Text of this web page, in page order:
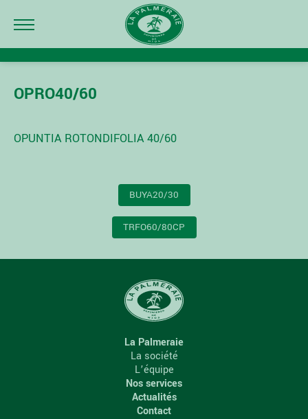
OPRO40/60
OPUNTIA ROTONDIFOLIA 40/60
BUYA20/30
TRFO60/80CP
La Palmeraie
La société
L’équipe
Nos services
Actualités
Contact